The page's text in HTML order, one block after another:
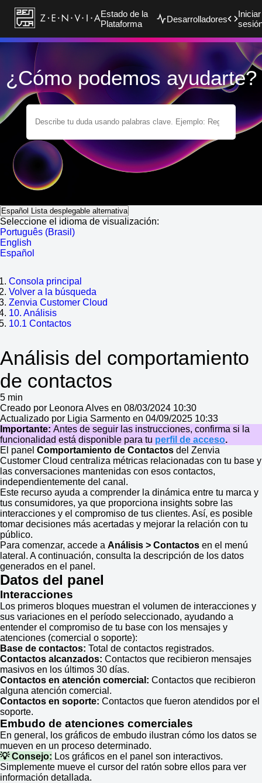
Estado de la
Plataforma
Desarrolladores
Iniciar
¿Cómo podemos ayudarte?
Español Lista desplegable alternativa
Seleccione el idioma de visualización:
Português (Brasil)
English
Español
Consola principal
Volver a la búsqueda
Zenvia Customer Cloud
10. Análisis
10.1 Contactos
Análisis del comportamiento
de contactos
5 min
Creado por Leonora Alves en 08/03/2024 10:30
Actualizado por Ligia Sarmento en 04/09/2025 10:33
Importante: Antes de seguir las instrucciones, confirma si la
funcionalidad está disponible para tu perfil de acceso.
El panel Comportamiento de Contactos del Zenvia
Customer Cloud centraliza métricas relacionadas con tu base y
las conversaciones mantenidas con esos contactos,
independientemente del canal.
Este recurso ayuda a comprender la dinámica entre tu marca y
tus consumidores, ya que proporciona insights sobre las
interacciones y el compromiso de tus clientes. Así, es posible
tomar decisiones más acertadas y mejorar la relación con tu
público.
Para comenzar, accede a Análisis > Contactos en el menú
lateral. A continuación, consulta la descripción de los datos
generados en el panel.
Datos del panel
Interacciones
Los primeros bloques muestran el volumen de interacciones y
sus variaciones en el período seleccionado, ayudando a
entender el compromiso de tu base con los mensajes y
atenciones (comercial o soporte):
Base de contactos: Total de contactos registrados.
Contactos alcanzados: Contactos que recibieron mensajes
masivos en los últimos 30 días.
Contactos en atención comercial: Contactos que recibieron
alguna atención comercial.
Contactos en soporte: Contactos que fueron atendidos por el
soporte.
Embudo de atenciones comerciales
En general, los gráficos de embudo ilustran cómo los datos se
mueven en un proceso determinado.
💡 Consejo: Los gráficos en el panel son interactivos.
Simplemente mueve el cursor del ratón sobre ellos para ver
información detallada.